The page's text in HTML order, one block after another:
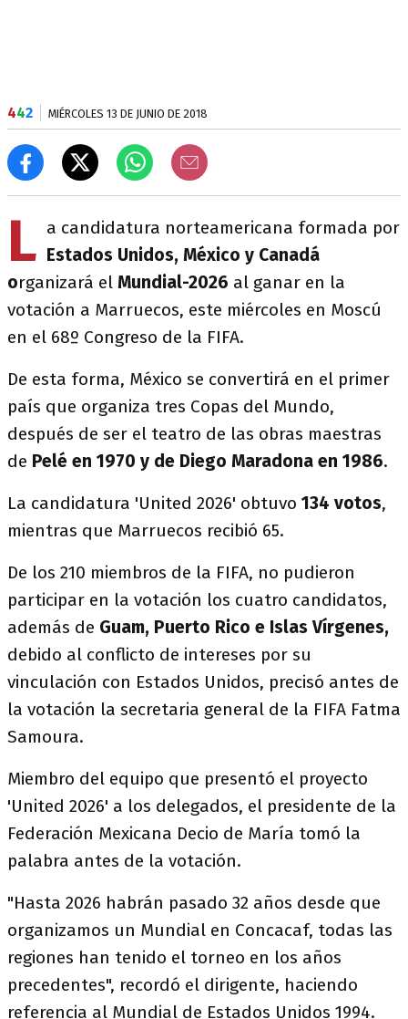
442 MIÉRCOLES 13 DE JUNIO DE 2018
L a candidatura norteamericana formada por
Estados Unidos, México y Canadá
organizará el Mundial-2026 al ganar en la
votación a Marruecos, este miércoles en Moscú
en el 68º Congreso de la FIFA.
De esta forma, México se convertirá en el primer
país que organiza tres Copas del Mundo,
después de ser el teatro de las obras maestras
de Pelé en 1970 y de Diego Maradona en 1986.
La candidatura 'United 2026' obtuvo 134 votos,
mientras que Marruecos recibió 65.
De los 210 miembros de la FIFA, no pudieron
participar en la votación los cuatro candidatos,
además de Guam, Puerto Rico e Islas Vírgenes,
debido al conflicto de intereses por su
vinculación con Estados Unidos, precisó antes de
la votación la secretaria general de la FIFA Fatma
Samoura.
Miembro del equipo que presentó el proyecto
'United 2026' a los delegados, el presidente de la
Federación Mexicana Decio de María tomó la
palabra antes de la votación.
"Hasta 2026 habrán pasado 32 años desde que
organizamos un Mundial en Concacaf, todas las
regiones han tenido el torneo en los años
precedentes", recordó el dirigente, haciendo
referencia al Mundial de Estados Unidos 1994.